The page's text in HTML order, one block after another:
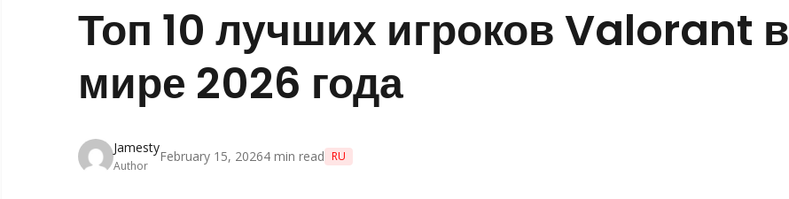
Топ 10 лучших игроков Valorant в
мире 2026 года
Jamesty
Author
February 15, 20264 min read RU